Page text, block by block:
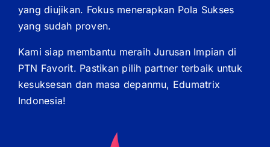
yang diujikan. Fokus menerapkan Pola Sukses
yang sudah proven.
Kami siap membantu meraih Jurusan Impian di
PTN Favorit. Pastikan pilih partner terbaik untuk
kesuksesan dan masa depanmu, Edumatrix
Indonesia!